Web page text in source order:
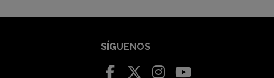
SÍGUENOS